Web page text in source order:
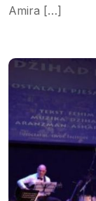
Amira […]